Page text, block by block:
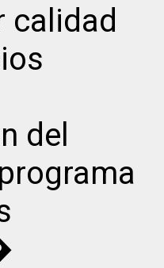
calidad
del